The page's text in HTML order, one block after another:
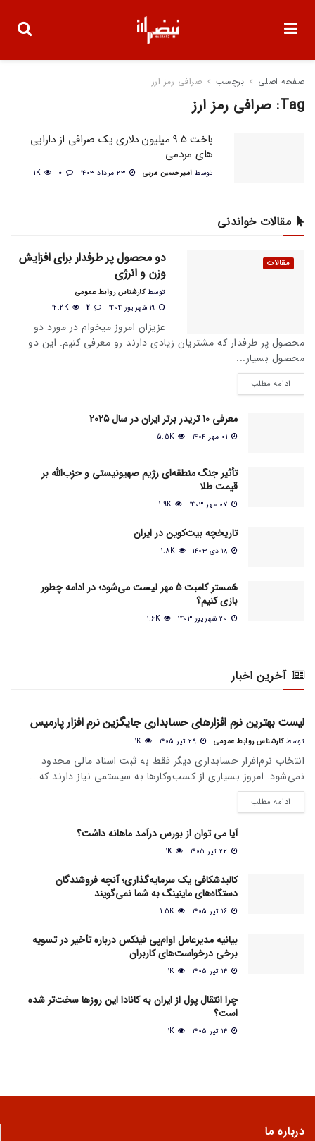
صفحه اصلی برچسب صرافی رمز ارز
Tag: صرافی رمز ارز
باخت 9.5 میلیون دلاری یک صرافی از دارایی
های مردمی
توسط امیرحسین مربی 1K
مقالات خواندنی
مقالات
دو محصول پر طرفدار برای افزایش
وزن و انرژی
توسط کارشناس روابط عمومی
12.2K
عزیزان امروز میخوام در مورد دو
محصول پر طرفدار که مشتریان زیادی دارند رو معرفی کنیم. این دو
محصول بسیار...
ادامه مطلب
معرفی 10 تریدر برتر ایران در سال 2025
5.5K
تأثیر جنگ منطقه‌ای رژیم صهیونیستی و حزب‌الله بر
قیمت طلا
1.9K
تاریخچه بیت‌کوین در ایران
1.8K
هَمستر کامبت 5 مهر لیست می‌شود؛ در ادامه چطور
بازی کنیم؟
1.6K
آخرین اخبار
اخبار عمومی بازار
لیست بهترین نرم افزارهای حسابداری جایگزین نرم افزار پارمیس
توسط کارشناس روابط عمومی 1K
انتخاب نرم‌افزار حسابداری دیگر فقط به ثبت اسناد مالی محدود
نمی‌شود. امروز بسیاری از کسب‌وکارها به سیستمی نیاز دارند که...
ادامه مطلب
آیا می‌ توان از بورس درآمد ماهانه داشت؟
1K
کالبدشکافی یک سرمایه‌گذاری؛ آنچه فروشندگان
دستگاه‌های ماینینگ به شما نمی‌گویند
1.5K
بیانیه مدیرعامل او‌ام‌پی فینکس درباره تأخیر در تسویه
برخی درخواست‌های کاربران
1K
چرا انتقال پول از ایران به کانادا این روزها سخت‌تر شده
است؟
1K
درباره ما